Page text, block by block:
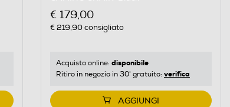
€ 179,00
€ 219,90consigliato
Acquisto online: disponibile
Ritiro in negozio in 30' gratuito: verifica
AGGIUNGI